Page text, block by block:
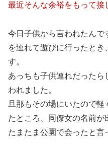
最近そんな余裕をもって接
今日子供から言われたん
を連れて遊びに行ったと
す。
あっちも子供連れだった
われました。
旦那もその場にいたので
たところ、同僚女の名前が
たまたま公園で会ったと言